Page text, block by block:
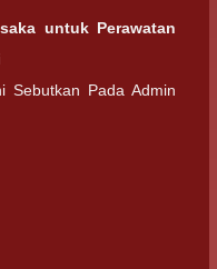
untuk Perawatan
Sebutkan Pada Admin